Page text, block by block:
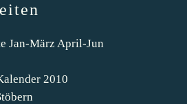
Jan-März April-Jun
2010